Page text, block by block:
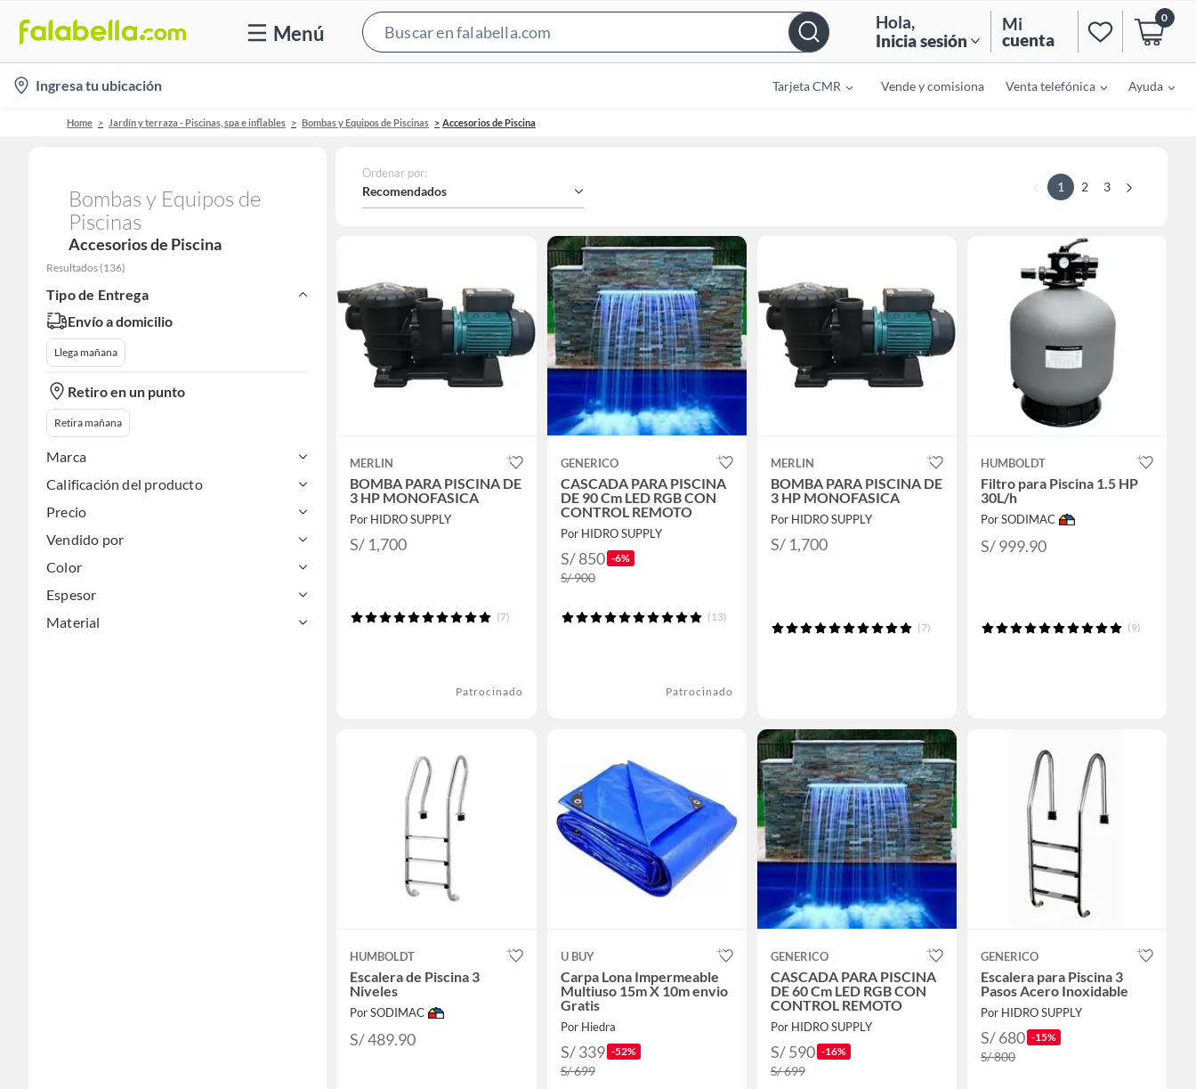
Menú
Bar
Hola,
Inicia sesión
Mi
cuenta
0
location-
icon
Ingresa tu ubicación Tarjeta CMR Vende y comisiona Venta telefónica Ayuda
Home Jardín y terraza - Piscinas, spa e inflables Bombas y Equipos de Piscinas Accesorios de Piscina
Bombas y Equipos de
Piscinas
Accesorios de Piscina
Resultados (136)
Tipo de Entrega
Envío a domicilio
Llega mañana
Retiro en un punto
Retira mañana
Marca
Calificación del producto
Precio
Vendido por
Color
Espesor
Material
Ordenar por:
Recomendados 1 2 3
MERLIN
BOMBA PARA PISCINA DE
3 HP MONOFASICA
Por HIDRO SUPPLY
S/ 1,700
(7)
Patrocinado
GENERICO
CASCADA PARA PISCINA
DE 90 Cm LED RGB CON
CONTROL REMOTO
Por HIDRO SUPPLY
S/ 850 -6%
S/ 900
(13)
Patrocinado
MERLIN
BOMBA PARA PISCINA DE
3 HP MONOFASICA
Por HIDRO SUPPLY
S/ 1,700
(7)
HUMBOLDT
Filtro para Piscina 1.5 HP
30L/h
Por SODIMAC
S/ 999.90
(9)
HUMBOLDT
Escalera de Piscina 3
Niveles
Por SODIMAC
S/ 489.90
U BUY
Carpa Lona Impermeable
Multiuso 15m X 10m envio
Gratis
Por Hiedra
S/ 339 -52%
S/ 699
GENERICO
CASCADA PARA PISCINA
DE 60 Cm LED RGB CON
CONTROL REMOTO
Por HIDRO SUPPLY
S/ 590 -16%
S/ 699
GENERICO
Escalera para Piscina 3
Pasos Acero Inoxidable
Por HIDRO SUPPLY
S/ 680 -15%
S/ 800